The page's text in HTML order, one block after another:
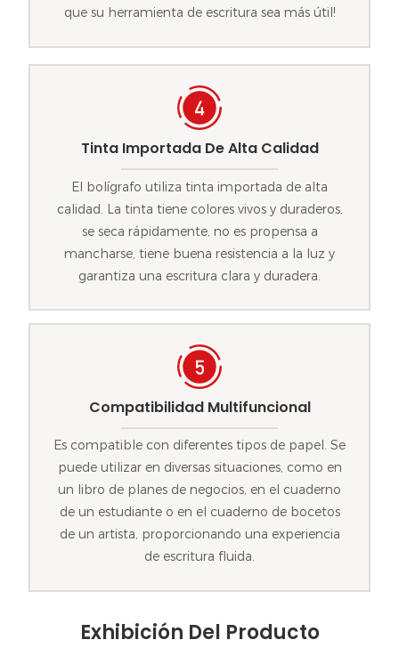
que su herramienta de escritura sea más útil!
Tinta Importada De Alta Calidad
El bolígrafo utiliza tinta importada de alta
calidad. La tinta tiene colores vivos y duraderos,
se seca rápidamente, no es propensa a
mancharse, tiene buena resistencia a la luz y
garantiza una escritura clara y duradera.
Compatibilidad Multifuncional
Es compatible con diferentes tipos de papel. Se
puede utilizar en diversas situaciones, como en
un libro de planes de negocios, en el cuaderno
de un estudiante o en el cuaderno de bocetos
de un artista, proporcionando una experiencia
de escritura fluida.
Exhibición Del Producto